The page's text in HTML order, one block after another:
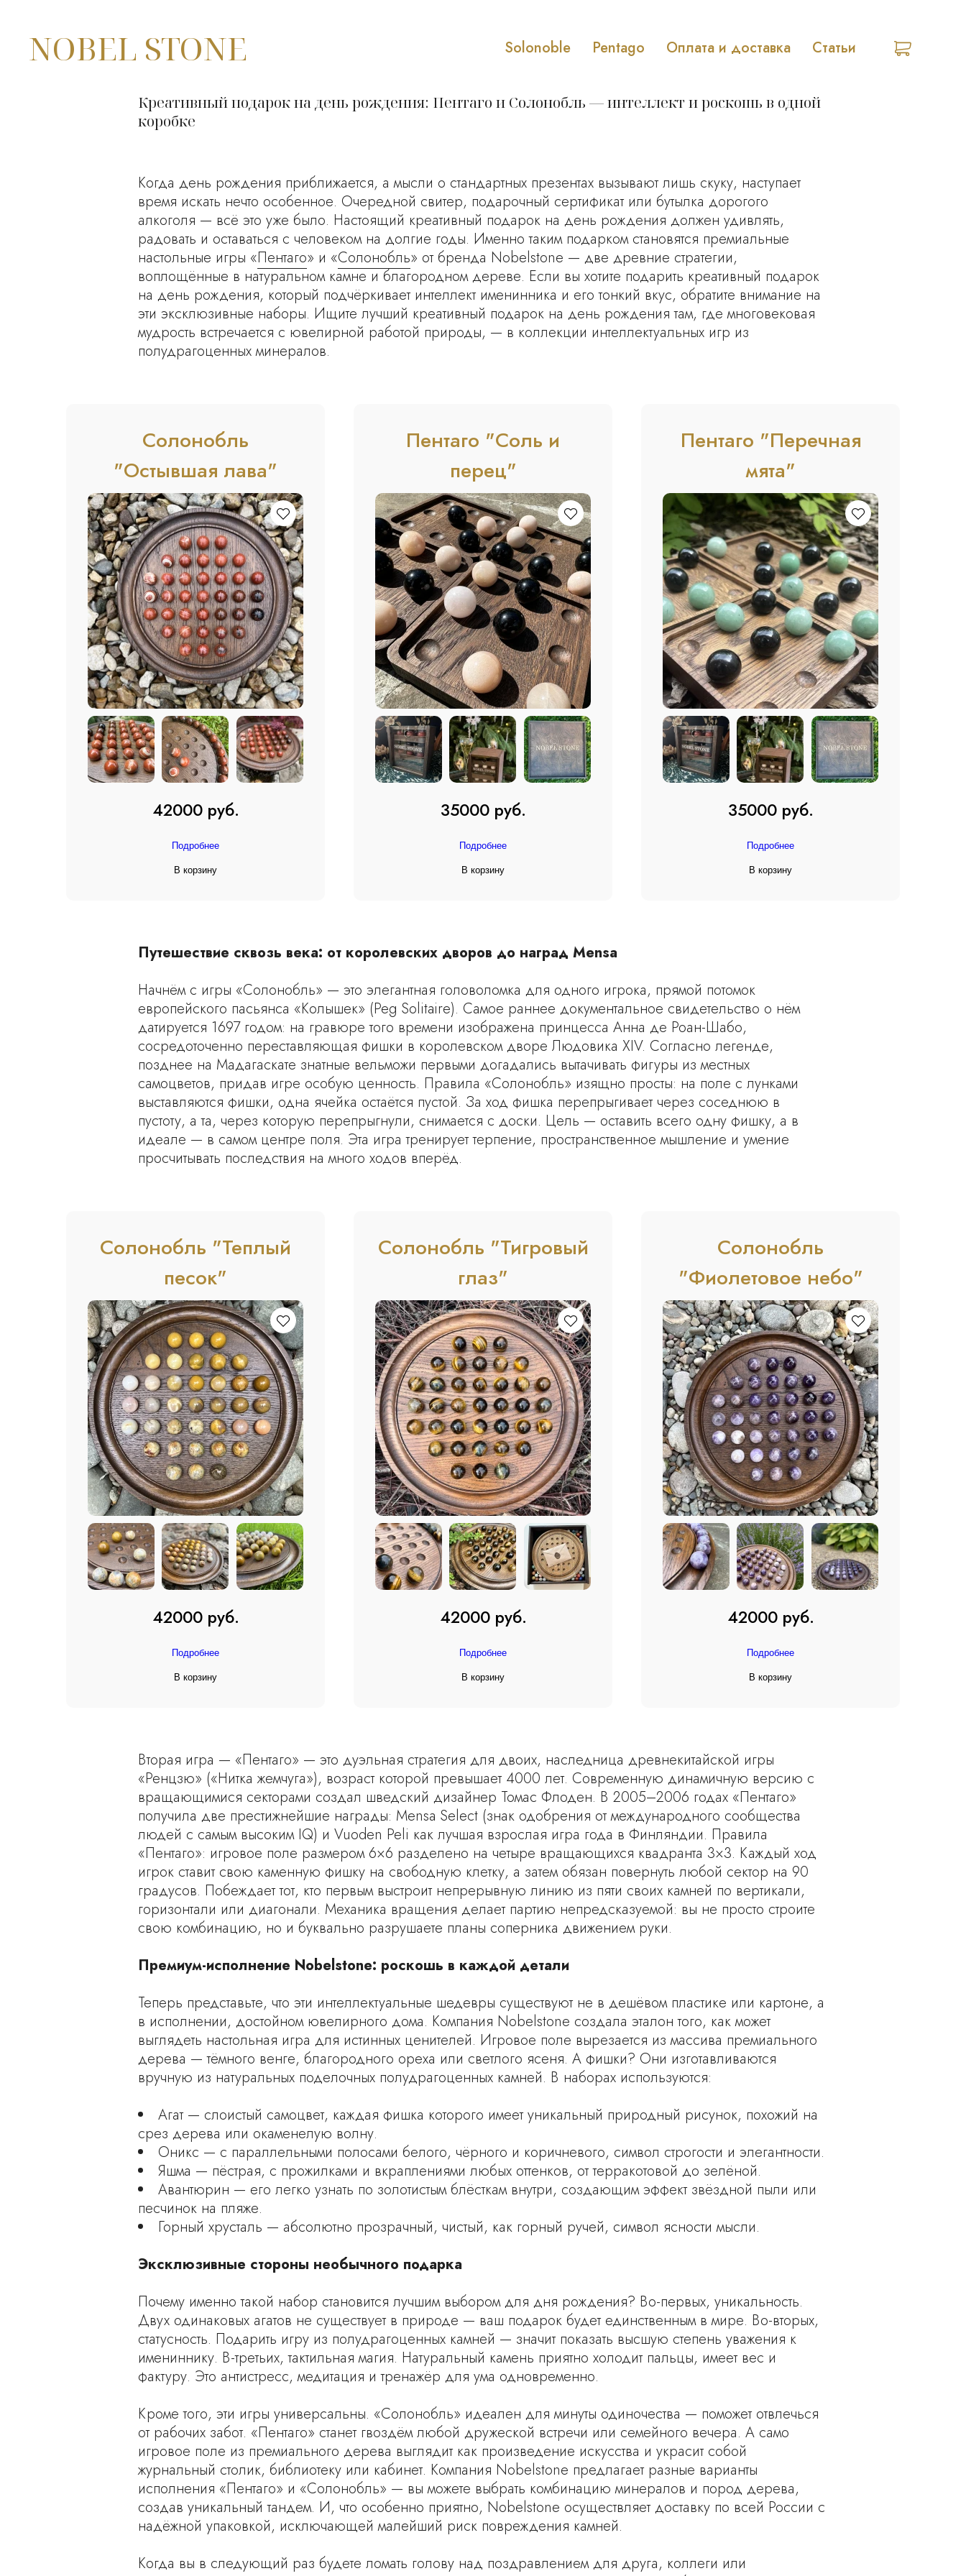
NOBEL STONE Solonoble Pentago Оплата и доставка Статьи
Креативный подарок на день рождения: Пентаго и Солонобль — интеллект и роскошь в одной
коробке
Когда день рождения приближается, а мысли о стандартных презентах вызывают лишь скуку, наступает
время искать нечто особенное. Очередной свитер, подарочный сертификат или бутылка дорогого
алкоголя — всё это уже было. Настоящий креативный подарок на день рождения должен удивлять,
радовать и оставаться с человеком на долгие годы. Именно таким подарком становятся премиальные
настольные игры «Пентаго» и «Солонобль» от бренда Nobelstone — две древние стратегии,
воплощённые в натуральном камне и благородном дереве. Если вы хотите подарить креативный подарок
на день рождения, который подчёркивает интеллект именинника и его тонкий вкус, обратите внимание на
эти эксклюзивные наборы. Ищите лучший креативный подарок на день рождения там, где многовековая
мудрость встречается с ювелирной работой природы, — в коллекции интеллектуальных игр из
полудрагоценных минералов.
Солонобль
"Остывшая лава"
42000 руб.
Подробнее
В корзину
Пентаго "Соль и
перец"
35000 руб.
Подробнее
В корзину
Пентаго "Перечная
мята"
35000 руб.
Подробнее
В корзину
Путешествие сквозь века: от королевских дворов до наград Mensa
Начнём с игры «Солонобль» — это элегантная головоломка для одного игрока, прямой потомок
европейского пасьянса «Колышек» (Peg Solitaire). Самое раннее документальное свидетельство о нём
датируется 1697 годом: на гравюре того времени изображена принцесса Анна де Роан-Шабо,
сосредоточенно переставляющая фишки в королевском дворе Людовика XIV. Согласно легенде,
позднее на Мадагаскате знатные вельможи первыми догадались вытачивать фигуры из местных
самоцветов, придав игре особую ценность. Правила «Солонобль» изящно просты: на поле с лунками
выставляются фишки, одна ячейка остаётся пустой. За ход фишка перепрыгивает через соседнюю в
пустоту, а та, через которую перепрыгнули, снимается с доски. Цель — оставить всего одну фишку, а в
идеале — в самом центре поля. Эта игра тренирует терпение, пространственное мышление и умение
просчитывать последствия на много ходов вперёд.
Солонобль "Теплый
песок"
42000 руб.
Подробнее
В корзину
Солонобль "Тигровый
глаз"
42000 руб.
Подробнее
В корзину
Солонобль
"Фиолетовое небо"
42000 руб.
Подробнее
В корзину
Вторая игра — «Пентаго» — это дуэльная стратегия для двоих, наследница древнекитайской игры
«Ренцзю» («Нитка жемчуга»), возраст которой превышает 4000 лет. Современную динамичную версию с
вращающимися секторами создал шведский дизайнер Томас Флоден. В 2005–2006 годах «Пентаго»
получила две престижнейшие награды: Mensa Select (знак одобрения от международного сообщества
людей с самым высоким IQ) и Vuoden Peli как лучшая взрослая игра года в Финляндии. Правила
«Пентаго»: игровое поле размером 6×6 разделено на четыре вращающихся квадранта 3×3. Каждый ход
игрок ставит свою каменную фишку на свободную клетку, а затем обязан повернуть любой сектор на 90
градусов. Побеждает тот, кто первым выстроит непрерывную линию из пяти своих камней по вертикали,
горизонтали или диагонали. Механика вращения делает партию непредсказуемой: вы не просто строите
свою комбинацию, но и буквально разрушаете планы соперника движением руки.
Премиум-исполнение Nobelstone: роскошь в каждой детали
Теперь представьте, что эти интеллектуальные шедевры существуют не в дешёвом пластике или картоне, а
в исполнении, достойном ювелирного дома. Компания Nobelstone создала эталон того, как может
выглядеть настольная игра для истинных ценителей. Игровое поле вырезается из массива премиального
дерева — тёмного венге, благородного ореха или светлого ясеня. А фишки? Они изготавливаются
вручную из натуральных поделочных полудрагоценных камней. В наборах используются:
Агат — слоистый самоцвет, каждая фишка которого имеет уникальный природный рисунок, похожий на
срез дерева или окаменелую волну.
Оникс — с параллельными полосами белого, чёрного и коричневого, символ строгости и элегантности.
Яшма — пёстрая, с прожилками и вкраплениями любых оттенков, от терракотовой до зелёной.
Авантюрин — его легко узнать по золотистым блёсткам внутри, создающим эффект звёздной пыли или
песчинок на пляже.
Горный хрусталь — абсолютно прозрачный, чистый, как горный ручей, символ ясности мысли.
Эксклюзивные стороны необычного подарка
Почему именно такой набор становится лучшим выбором для дня рождения? Во-первых, уникальность.
Двух одинаковых агатов не существует в природе — ваш подарок будет единственным в мире. Во-вторых,
статусность. Подарить игру из полудрагоценных камней — значит показать высшую степень уважения к
имениннику. В-третьих, тактильная магия. Натуральный камень приятно холодит пальцы, имеет вес и
фактуру. Это антистресс, медитация и тренажёр для ума одновременно.
Кроме того, эти игры универсальны. «Солонобль» идеален для минуты одиночества — поможет отвлечься
от рабочих забот. «Пентаго» станет гвоздём любой дружеской встречи или семейного вечера. А само
игровое поле из премиального дерева выглядит как произведение искусства и украсит собой
журнальный столик, библиотеку или кабинет. Компания Nobelstone предлагает разные варианты
исполнения «Пентаго» и «Солонобль» — вы можете выбрать комбинацию минералов и пород дерева,
создав уникальный тандем. И, что особенно приятно, Nobelstone осуществляет доставку по всей России с
надёжной упаковкой, исключающей малейший риск повреждения камней.
Когда вы в следующий раз будете ломать голову над поздравлением для друга, коллеги или